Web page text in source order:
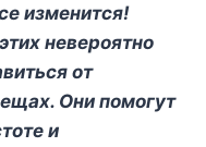
изменится!
невероятно
от
Они помогут
и